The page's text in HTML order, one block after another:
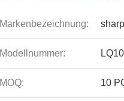
Markenbezeichnung: sharp
Modellnummer:
MOQ: 10